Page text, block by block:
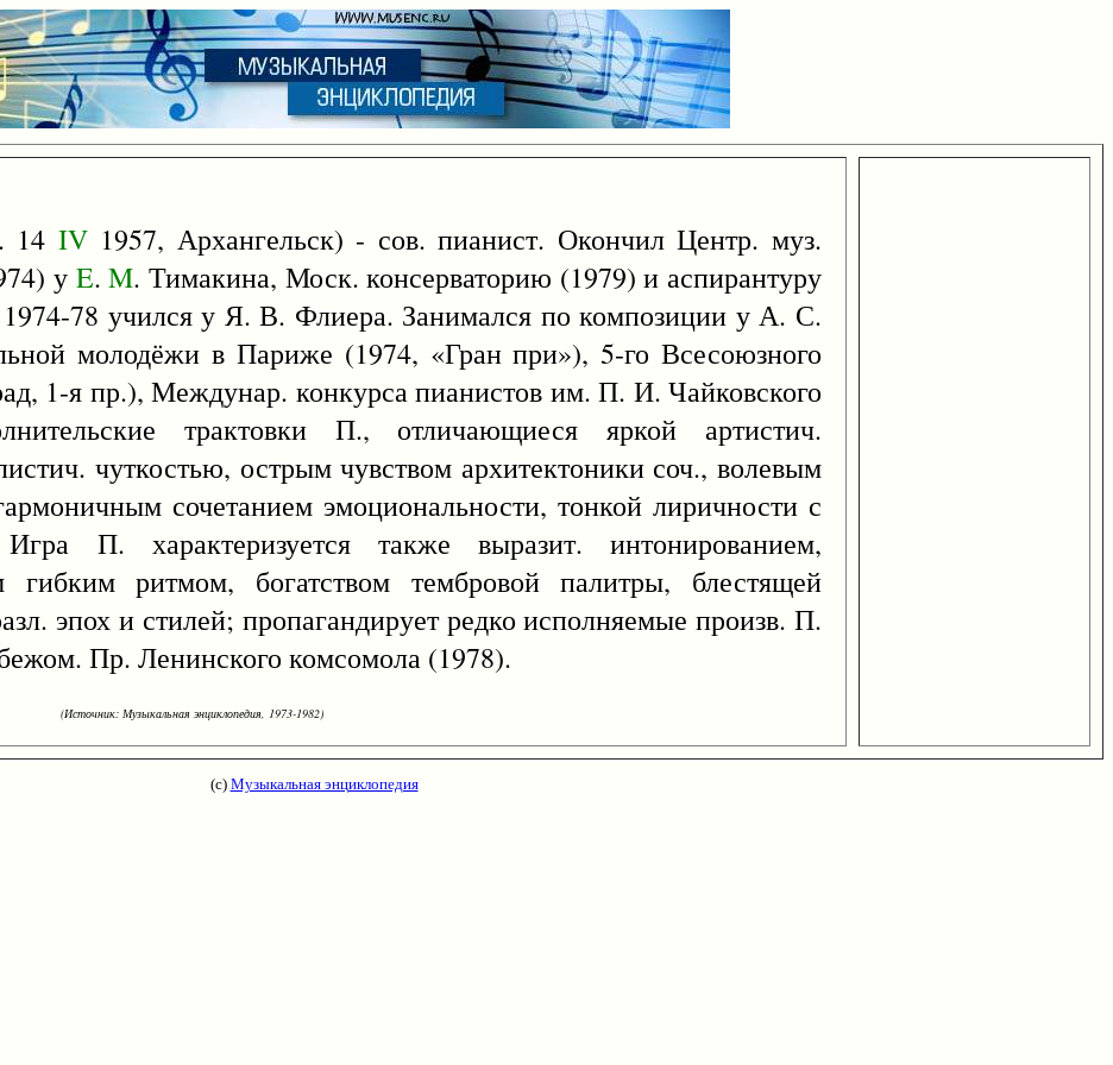
14 IV1957, Архангельск) - сов. пианист. Окончил Центр. муз.
у E.M. Тимакина, Моск. консерваторию (1979) и аспирантуру
78 учился у Я. В. Флиера. Занимался по композиции у А. С.
молодёжи в Париже (1974, «Гран при»), 5-го Всесоюзного
1-я пр.), Междунар. конкурса пианистов им. П. И. Чайковского
трактовки П., отличающиеся яркой артистич.
чуткостью, острым чувством архитектоники соч., волевым
сочетанием эмоциональности, тонкой лиричности с
П. характеризуется также выразит. интонированием,
ритмом, богатством тембровой палитры, блестящей
эпох и стилей; пропагандирует редко исполняемые произв. П.
Пр. Ленинского комсомола (1978).
(Источник: Музыкальная энциклопедия, 1973-1982)
(с) Музыкальная энциклопедия